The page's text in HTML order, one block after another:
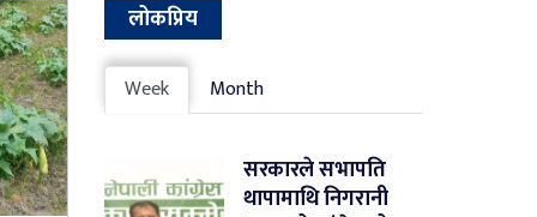
लोकप्रिय
Week Month
सरकारले सभापति
थापामाथि निगरानी